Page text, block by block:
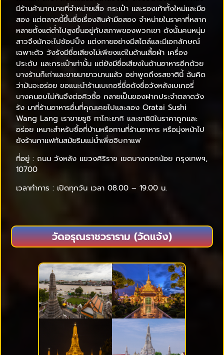
มีร้านค้ามากมายที่จำหน่ายเสื้อ กระเป๋า และรองเท้าทั้งใหม่และมือ
สอง แต่ตลาดนี้ขึ้นชื่อเรื่องสินค้ามือสอง จำหน่ายในราคาที่หลาก
หลายตั้งแต่ต่ำไปสูงขึ้นอยู่กับสภาพของพวกเขา ดังนั้นคนหนุ่ม
สาวจึงมักจะไปช้อปปิ้ง แต่งกายอย่างมีสไตล์และมีเอกลักษณ์
เฉพาะตัว วังรังมีชื่อเสียงไม่เพียงแต่ในด้านเสื้อผ้า เครื่อง
ประดับ และกระเป๋าเท่านั้น แต่ยังมีชื่อเสียงในด้านอาหารอีกด้วย
บางร้านก็เก่าและขายมายาวนานแล้ว อย่าพูดถึงรสชาตินี้ ฉันคิด
ว่ามันจะอร่อย ขอแนะนำร้านเบเกอรี่ชื่อดังชื่อวังหลังเบเกอรี่
บางคนอบไม่ทันจึงต่อคิวซื้อ กลายเป็นของฝากประจำตลาดวัง
รัง มาที่ร้านอาหารอื่นที่คุณเคยไปและลอง Oratai Sushi
Wang Lang เราขายซูชิ ทาโกะยากิ และซาซิมิในราคาถูกและ
อร่อย เหมาะสำหรับซื้อที่บ้านหรือทานที่ร้านอาหาร หรือมุ่งหน้าไป
ยังร้านกาแฟทันสมัยริมแม่น้ำเพื่อจิบกาแฟ
ที่อยู่ : ถนน วังหลัง แขวงศิริราช เขตบางกอกน้อย กรุงเทพฯ,
10700
เวลาทำการ : เปิดทุกวัน เวลา 08.00 – 19.00 น.
วัดอรุณราชวราราม (วัดแจ้ง)